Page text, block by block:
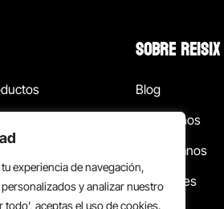
experiencia de navegación,
y analizar nuestro
todo’, aceptas el uso de cookies.
SOBRE REISIX
Blog
Conócenos
Contáctanos
Sucursales